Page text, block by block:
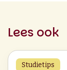
Lees ook
Studietips